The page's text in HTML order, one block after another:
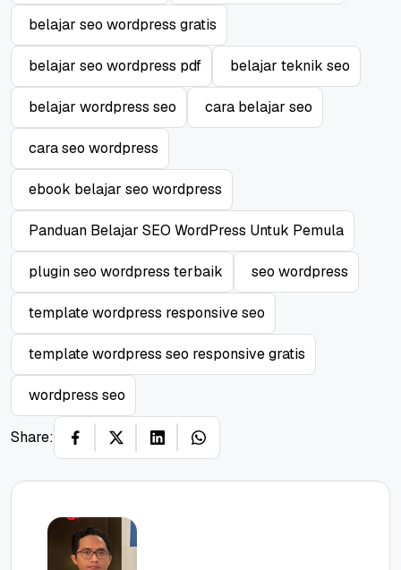
belajar seo wordpress gratis
belajar seo wordpress pdf belajar teknik seo
belajar wordpress seo cara belajar seo
cara seo wordpress
ebook belajar seo wordpress
Panduan Belajar SEO WordPress Untuk Pemula
plugin seo wordpress terbaik seo wordpress
template wordpress responsive seo
template wordpress seo responsive gratis
wordpress seo
Share: